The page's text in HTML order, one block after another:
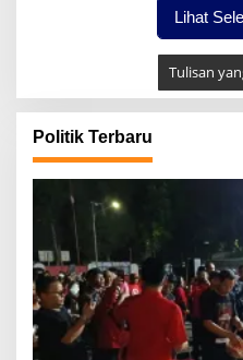
Lihat
Tulisan
Politik Terbaru